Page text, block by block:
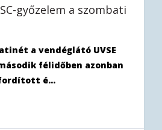
győzelem a szombati
a vendéglátó UVSE
félidőben azonban
é...